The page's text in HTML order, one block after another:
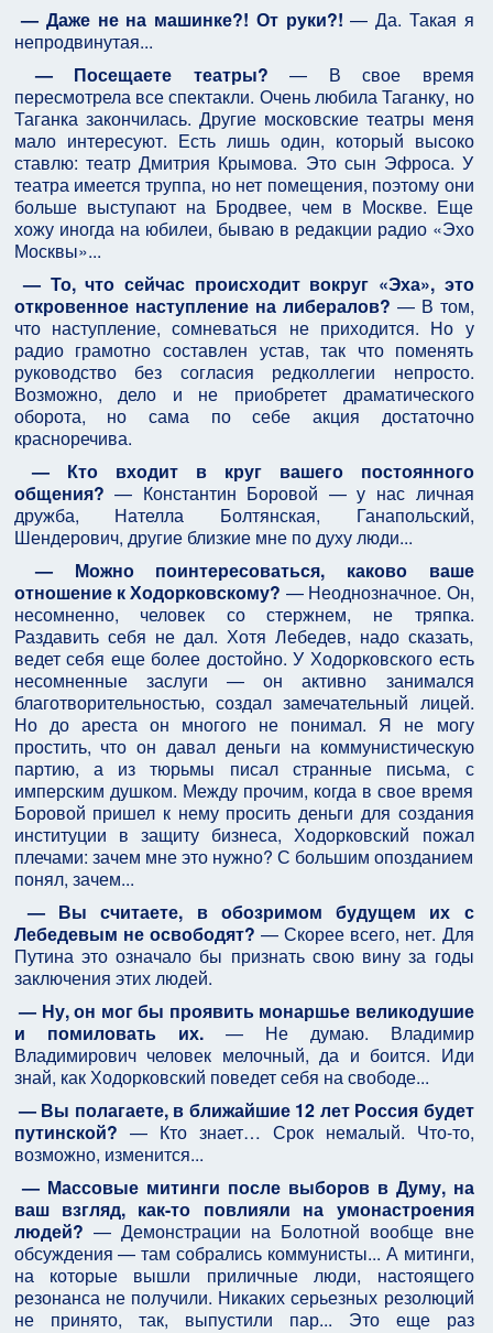
— Даже не на машинке?! От руки?! — Да. Такая я
непродвинутая...
— Посещаете театры? — В свое время
пересмотрела все спектакли. Очень любила Таганку, но
Таганка закончилась. Другие московские театры меня
мало интересуют. Есть лишь один, который высоко
ставлю: театр Дмитрия Крымова. Это сын Эфроса. У
театра имеется труппа, но нет помещения, поэтому они
больше выступают на Бродвее, чем в Москве. Еще
хожу иногда на юбилеи, бываю в редакции радио «Эхо
Москвы»...
— То, что сейчас происходит вокруг «Эха», это
откровенное наступление на либералов? — В том,
что наступление, сомневаться не приходится. Но у
радио грамотно составлен устав, так что поменять
руководство без согласия редколлегии непросто.
Возможно, дело и не приобретет драматического
оборота, но сама по себе акция достаточно
красноречива.
— Кто входит в круг вашего постоянного
общения? — Константин Боровой — у нас личная
дружба, Нателла Болтянская, Ганапольский,
Шендерович, другие близкие мне по духу люди...
— Можно поинтересоваться, каково ваше
отношение к Ходорковскому? — Неоднозначное. Он,
несомненно, человек со стержнем, не тряпка.
Раздавить себя не дал. Хотя Лебедев, надо сказать,
ведет себя еще более достойно. У Ходорковского есть
несомненные заслуги — он активно занимался
благотворительностью, создал замечательный лицей.
Но до ареста он многого не понимал. Я не могу
простить, что он давал деньги на коммунистическую
партию, а из тюрьмы писал странные письма, с
имперским душком. Между прочим, когда в свое время
Боровой пришел к нему просить деньги для создания
институции в защиту бизнеса, Ходорковский пожал
плечами: зачем мне это нужно? С большим опозданием
понял, зачем...
— Вы считаете, в обозримом будущем их с
Лебедевым не освободят? — Скорее всего, нет. Для
Путина это означало бы признать свою вину за годы
заключения этих людей.
— Ну, он мог бы проявить монаршье великодушие
и помиловать их.— Не думаю. Владимир
Владимирович человек мелочный, да и боится. Иди
знай, как Ходорковский поведет себя на свободе...
— Вы полагаете, в ближайшие 12 лет Россия будет
путинской? — Кто знает… Срок немалый. Что-то,
возможно, изменится...
— Массовые митинги после выборов в Думу, на
ваш взгляд, как-то повлияли на умонастроения
людей? — Демонстрации на Болотной вообще вне
обсуждения — там собрались коммунисты... А митинги,
на которые вышли приличные люди, настоящего
резонанса не получили. Никаких серьезных резолюций
не принято, так, выпустили пар... Это еще раз